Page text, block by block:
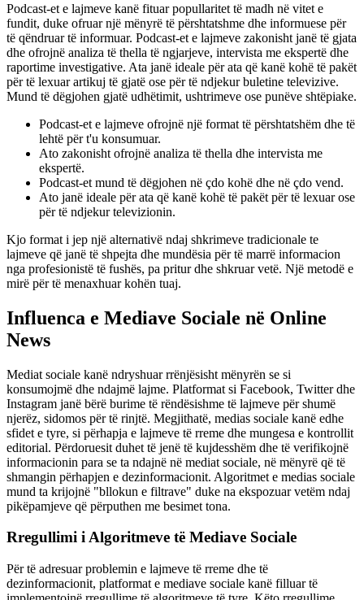
Podcast-et e lajmeve kanë fituar popullaritet të madh në vitet e
fundit, duke ofruar një mënyrë të përshtatshme dhe informuese për
të qëndruar të informuar. Podcast-et e lajmeve zakonisht janë të gjata
dhe ofrojnë analiza të thella të ngjarjeve, intervista me ekspertë dhe
raportime investigative. Ata janë ideale për ata që kanë kohë të pakët
për të lexuar artikuj të gjatë ose për të ndjekur buletine televizive.
Mund të dëgjohen gjatë udhëtimit, ushtrimeve ose punëve shtëpiake.
Podcast-et e lajmeve ofrojnë një format të përshtatshëm dhe të
lehtë për t'u konsumuar.
Ato zakonisht ofrojnë analiza të thella dhe intervista me
ekspertë.
Podcast-et mund të dëgjohen në çdo kohë dhe në çdo vend.
Ato janë ideale për ata që kanë kohë të pakët për të lexuar ose
për të ndjekur televizionin.
Kjo format i jep një alternativë ndaj shkrimeve tradicionale te
lajmeve që janë të shpejta dhe mundësia për të marrë informacion
nga profesionistë të fushës, pa pritur dhe shkruar vetë. Një metodë e
mirë për të menaxhuar kohën tuaj.
Influenca e Mediave Sociale në Online
News
Mediat sociale kanë ndryshuar rrënjësisht mënyrën se si
konsumojmë dhe ndajmë lajme. Platformat si Facebook, Twitter dhe
Instagram janë bërë burime të rëndësishme të lajmeve për shumë
njerëz, sidomos për të rinjtë. Megjithatë, medias sociale kanë edhe
sfidet e tyre, si përhapja e lajmeve të rreme dhe mungesa e kontrollit
editorial. Përdoruesit duhet të jenë të kujdesshëm dhe të verifikojnë
informacionin para se ta ndajnë në mediat sociale, në mënyrë që të
shmangin përhapjen e dezinformacionit. Algoritmet e medias sociale
mund ta krijojnë "bllokun e filtrave" duke na ekspozuar vetëm ndaj
pikëpamjeve që përputhen me besimet tona.
Rregullimi i Algoritmeve të Mediave Sociale
Për të adresuar problemin e lajmeve të rreme dhe të
dezinformacionit, platformat e mediave sociale kanë filluar të